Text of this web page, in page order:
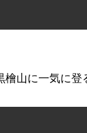
山に一気に登